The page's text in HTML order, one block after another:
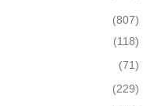
(807)
(118)
(71)
(229)